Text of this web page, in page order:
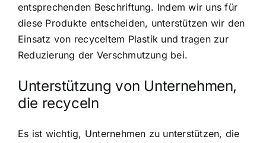
entsprechenden Beschriftung. Indem wir uns für
diese Produkte entscheiden, unterstützen wir den
Einsatz von recyceltem Plastik und tragen zur
Reduzierung der Verschmutzung bei.
Unterstützung von Unternehmen,
die recyceln
Es ist wichtig, Unternehmen zu unterstützen, die